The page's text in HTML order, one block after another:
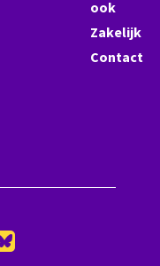
ook
Zakelijk
Contact